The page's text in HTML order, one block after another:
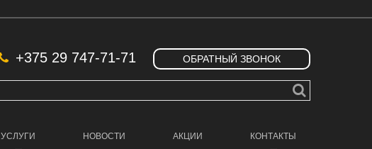
+375 29 747-71-71 ОБРАТНЫЙ ЗВОНОК
УСЛУГИ НОВОСТИ АКЦИИ КОНТАКТЫ